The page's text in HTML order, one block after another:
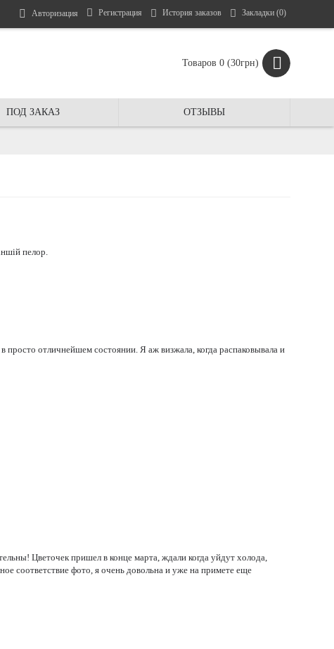
Авторизация Регистрация История заказов Закладки (0)
Товаров 0 (30грн)
ПОД ЗАКАЗ ОТЗЫВЫ
пелор.
просто отличнейшем состоянии. Я аж визжала, когда распаковывала и
Цветочек пришел в конце марта, ждали когда уйдут холода,
соответствие фото, я очень довольна и уже на примете еще